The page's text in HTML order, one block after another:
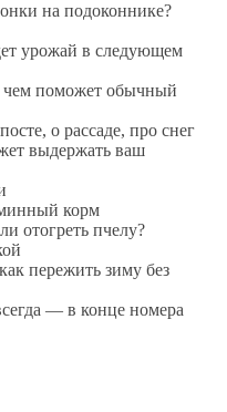
на подоконнике?
урожай в следующем
поможет обычный
о рассаде, про снег
выдержать ваш
корм
отогреть пчелу?
пережить зиму без
— в конце номера